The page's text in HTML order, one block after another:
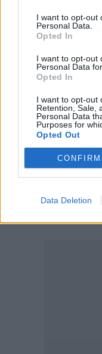
I want to opt-out
Personal Data.
Opted In
I want to opt-out
Personal Data
Opted In
I want to opt-out
Retention, Sale,
Personal Data
Purposes for
Opted Out
CONFIRM
Data Deletion
Challenge
Πεντέλης - Βάζουν
σβήσουν (Βίντεο)
Bank of America: Η
Τζόκερ: Τα